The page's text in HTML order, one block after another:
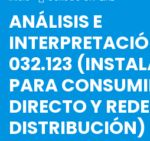
ANÁLISIS E
032.123
PARA
DIRECTO Y
DISTRIBUCIÓN)